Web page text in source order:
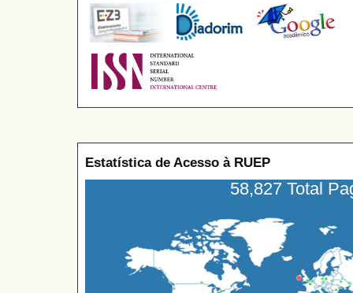
Estatística de Acesso à RUEP
58,827 Total